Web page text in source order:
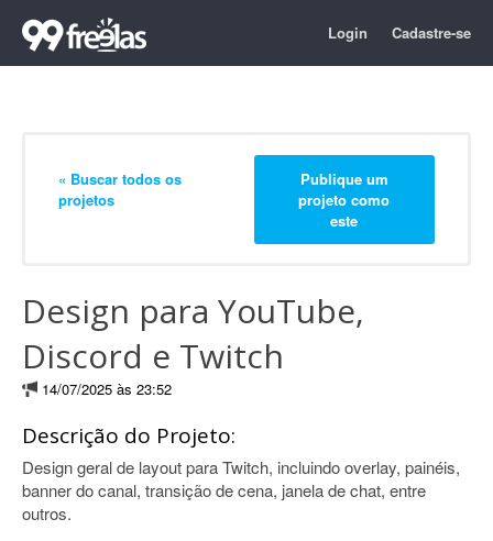
Login Cadastre-se
« Buscar todos os
projetos
Publique um
projeto como
este
Design para YouTube,
Discord e Twitch
14/07/2025 às 23:52
Descrição do Projeto:
Design geral de layout para Twitch, incluindo overlay, painéis,
banner do canal, transição de cena, janela de chat, entre
outros.